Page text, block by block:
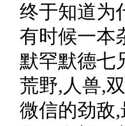
终于知道为
有时候一本
默罕默德七
荒野,人兽,
微信的劲敌